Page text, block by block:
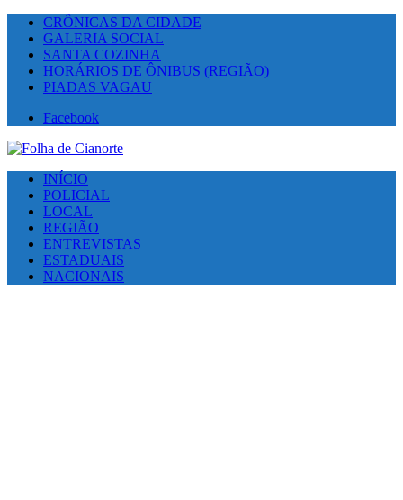
CRÔNICAS DA CIDADE
GALERIA SOCIAL
SANTA COZINHA
HORÁRIOS DE ÔNIBUS (REGIÃO)
PIADAS VAGAU
Facebook
INÍCIO
POLICIAL
LOCAL
REGIÃO
ENTREVISTAS
ESTADUAIS
NACIONAIS